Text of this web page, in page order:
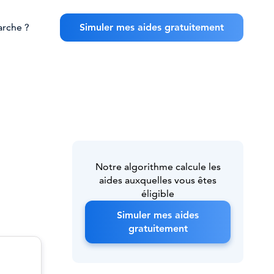
? Simuler mes aides gratuitement
Notre algorithme calcule les
aides auxquelles vous êtes
éligible
Simuler mes aides
gratuitement